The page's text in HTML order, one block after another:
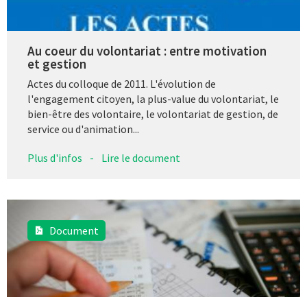
Au coeur du volontariat : entre motivation
et gestion
Actes du colloque de 2011. L'évolution de
l'engagement citoyen, la plus-value du volontariat, le
bien-être des volontaire, le volontariat de gestion, de
service ou d'animation...
Plus d'infos - Lire le document
Document